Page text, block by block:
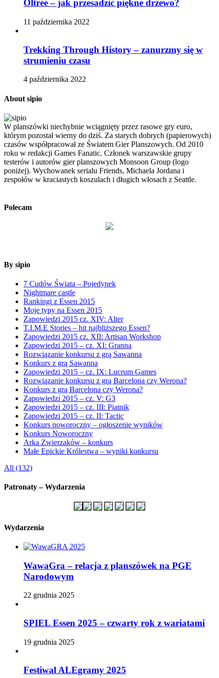
Oltréé – jak przesadzić piękne drzewo?
11 października 2022
Trekking Through History – zanurzmy się w
strumieniu czasu
4 października 2022
About sipio
W planszówki niechybnie wciągnięty przez rasowe gry euro,
którym pozostał wierny do dziś. Za starych dobrych (papierowych)
czasów współpracował ze Światem Gier Planszowych. Od 2010
roku w redakcji Games Fanatic. Członek warszawskie grupy
testerów i autorów gier planszowych Monsoon Group (logo
poniżej). Wychowanek serialu Friends, Michaela Jordana i
zespołów w kraciastych koszulach i długich włosach z Seattle.
Polecam
By sipio
7 Cudów Świata – Pojedynek
Nightmare castle
Rankingi z Essen 2015
Moje typy na Essen 2015
Zapowiedzi 2015 cz. XIV: Alter
T.I.M.E Stories – hit najbliższego Essen?
Zapowiedzi 2015 cz. XII: Artisan Workshop
Zapowiedzi 2015 – cz. XI: Granna
Rozwiązanie konkursu z grą Sawanna
Konkurs z grą Sawanna
Zapowiedzi 2015 – cz. IX: Lucrum Games
Rozwiązanie konkursu z grą Barcelona czy Werona?
Konkurs z grą Barcelona czy Werona?
Zapowiedzi 2015 – cz. V: G3
Zapowiedzi 2015 – cz. III: Piatnik
Zapowiedzi 2015 – cz. II: Tactic
Konkurs noworoczny – ogłoszenie wyników
Konkurs Noworoczny
Arka Zwierzaków – konkurs
Małe Epickie Królestwa – wyniki konkursu
All (132)
Patronaty – Wydarzenia
Wydarzenia
WawaGra – relacja z planszówek na PGE
Narodowym
22 grudnia 2025
SPIEL Essen 2025 – czwarty rok z wariatami
19 grudnia 2025
Festiwal ALEgramy 2025